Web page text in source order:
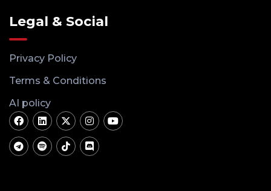
Legal & Social
Privacy Policy
Terms & Conditions
AI policy